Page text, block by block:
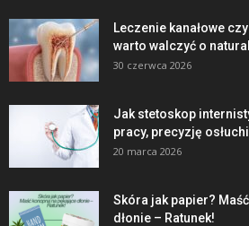
Leczenie kanałowe
warto walczyć o
30 czerwca 2026
Jak stetoskop
pracy, precyzję
20 marca 2026
Skóra jak papier?
dłonie – Ratunek!